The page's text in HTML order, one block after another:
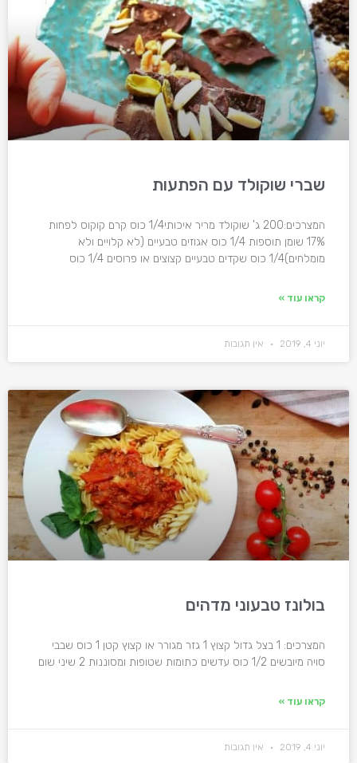
שברי שוקולד עם הפתעות
המצרכים:200 ג' שוקולד מריר איכותי1/4 כוס קרם קוקוס לפחות
17% שומן תוספות 1/4 כוס אגוזים טבעיים (לא קלויים ולא
מומלחים)1/4 כוס שקדים טבעיים קצוצים או פרוסים 1/4 כוס
קראו עוד »
יוני 4, 2019 אין תגובות
בולונז טבעוני מדהים
המצרכים: 1 בצל גדול קצוץ 1 גזר מגורר או קצוץ קטן 1 כוס שבבי
סויה מיובשים 1/2 כוס עדשים כתומות שטופות ומסוננות 2 שיני שום
קראו עוד »
יוני 4, 2019 אין תגובות